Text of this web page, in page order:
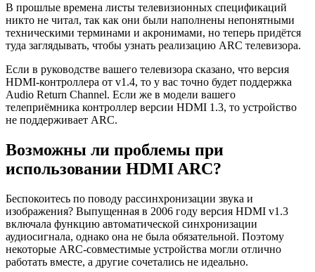
В прошлые времена листы телевизионных спецификаций
никто не читал, так как они были наполнены непонятными
техническими терминами и акронимами, но теперь придётся
туда заглядывать, чтобы узнать реализацию ARC телевизора.
Если в руководстве вашего телевизора сказано, что версия
HDMI-контроллера от v1.4, то у вас точно будет поддержка
Audio Return Channel. Если же в модели вашего
телеприёмника контроллер версии HDMI 1.3, то устройство
не поддерживает ARC.
Возможны ли проблемы при
использовании HDMI ARC?
Беспокоитесь по поводу рассинхронизации звука и
изображения? Выпущенная в 2006 году версия HDMI v1.3
включала функцию автоматической синхронизации
аудиосигнала, однако она не была обязательной. Поэтому
некоторые ARC-совместимые устройства могли отлично
работать вместе, а другие сочетались не идеально.